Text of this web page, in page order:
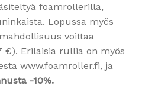
foamrollerilla,
Lopussa myös
voittaa
€). Erilaisia rullia on myös
www.foamroller.fi, ja
-10%.